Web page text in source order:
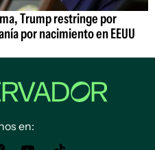
Trump restringe por
por nacimiento en EEUU
en: